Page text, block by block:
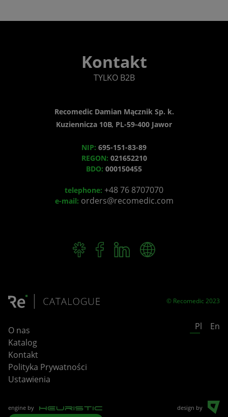
Kontakt
TYLKO B2B
Recomedic Damian Mącznik Sp. k.
Kuziennicza 10B, PL-59-400 Jawor
NIP: 695-151-83-89
REGON: 021652210
BDO: 000150455
telephone: +48 76 8707070
e-mail: orders@recomedic.com
© Recomedic 2023
O nas
Katalog
Kontakt
Polityka Prywatności
Ustawienia
Pl En
engine by design by